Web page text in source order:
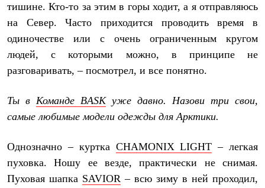
тишине. Кто-то за этим в горы ходит, а я отправляюсь
на Север. Часто приходится проводить время в
одиночестве или с очень ограниченным кругом
людей, с которыми можно, в принципе не
разговаривать, – посмотрел, и все понятно.
Ты в Команде BASK уже давно. Назови три свои,
самые любимые модели одежды для Арктики.
Однозначно – куртка CHAMONIX LIGHT – легкая
пуховка. Ношу ее везде, практически не снимая.
Пуховая шапка SAVIOR – всю зиму в ней проходил,